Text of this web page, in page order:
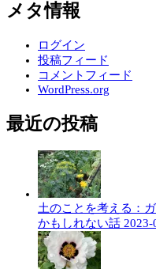
メタ情報
ログイン
投稿フィード
コメントフィード
WordPress.org
最近の投稿
土のことを考える：
かもしれない話 2023-